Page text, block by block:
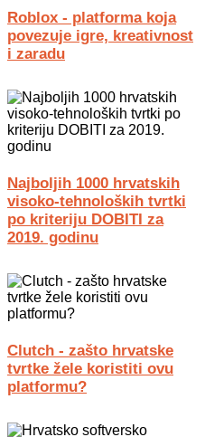
Roblox - platforma koja
povezuje igre, kreativnost
i zaradu
Najboljih 1000 hrvatskih
visoko-tehnoloških tvrtki
po kriteriju DOBITI za
2019. godinu
Clutch - zašto hrvatske
tvrtke žele koristiti ovu
platformu?